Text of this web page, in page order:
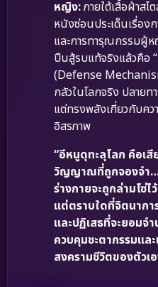
หญิง:ภายใต้เสื้อผ้าส
หนังซ่อนประเด็นเรื่อง
และการทารุณกรรมผู้
ปืนสู้รบแท้จริงแล้วคือ
(Defense
กลัวในโลกจริง ปลาย
แต่ทรงพลังเกี่ยวกับคว
อิสรภาพ
“อีหนูดุทะลุโลก คือเสี
วิญญาณที่ถูกจองจำ…
ร่างกายจะถูกล่ามโซ่
แต่ตราบใดที่จิตนากา
และปฏิเสธที่จะยอมจ
ควบคุมชะตากรรมแล
สงครามชีวิตของตัวเ